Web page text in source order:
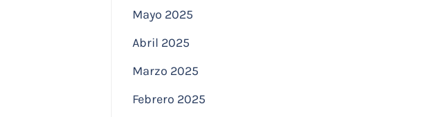
Mayo 2025
Abril 2025
Marzo 2025
Febrero 2025